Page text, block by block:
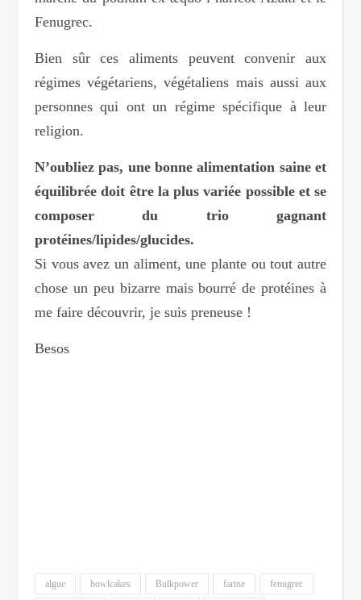
Fenugrec.
Bien sûr ces aliments peuvent convenir aux
régimes végétariens, végétaliens mais aussi aux
personnes qui ont un régime spécifique à leur
religion.
N’oubliez pas, une bonne alimentation saine et
équilibrée doit être la plus variée possible et se
composer du trio gagnant
protéines/lipides/glucides.
Si vous avez un aliment, une plante ou tout autre
chose un peu bizarre mais bourré de protéines à
me faire découvrir, je suis preneuse !
Besos
algue bowlcakes Bulkpower farine fenugrec